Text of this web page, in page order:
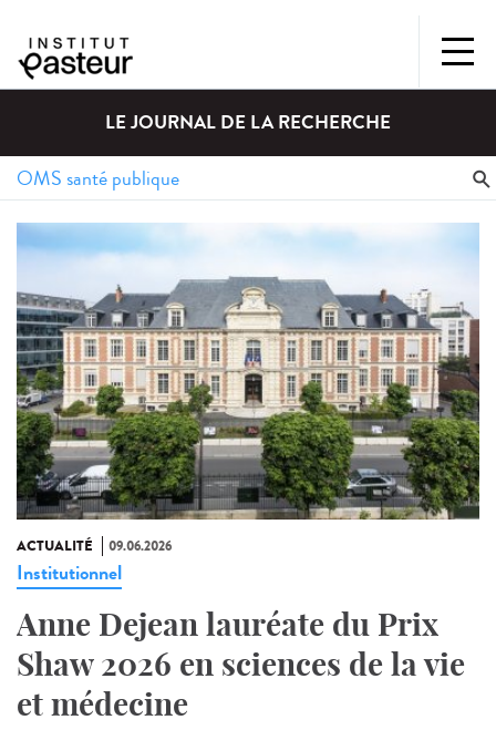
LE JOURNAL DE LA RECHERCHE
ACTUALITÉ 09.06.2026
Institutionnel
Anne Dejean lauréate du Prix
Shaw 2026 en sciences de la vie
et médecine